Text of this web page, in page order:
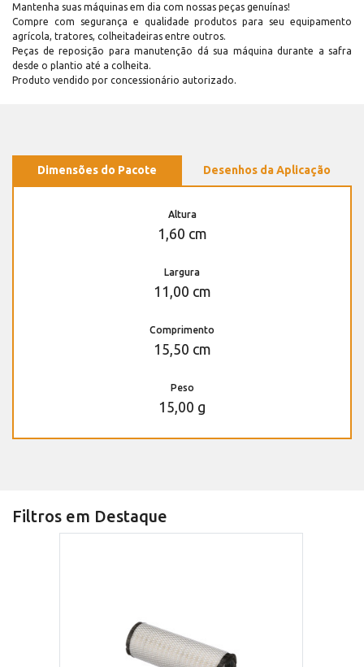
Mantenha suas máquinas em dia com nossas peças genuínas!
Compre com segurança e qualidade produtos para seu equipamento
agrícola, tratores, colheitadeiras entre outros.
Peças de reposição para manutenção dá sua máquina durante a safra
desde o plantio até a colheita.
Produto vendido por concessionário autorizado.
Dimensões do Pacote Desenhos da Aplicação
Altura
1,60 cm
Largura
11,00 cm
Comprimento
15,50 cm
Peso
15,00 g
Filtros em Destaque